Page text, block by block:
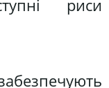
риси